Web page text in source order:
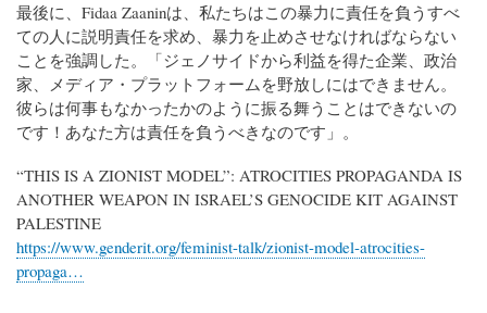
最後に、Fidaa Zaaninは、私たちはこの暴力に責任を負うすべ
ての人に説明責任を求め、暴力を止めさせなければならない
ことを強調した。「ジェノサイドから利益を得た企業、政治
家、メディア・プラットフォームを野放しにはできません。
彼らは何事もなかったかのように振る舞うことはできないの
です！あなた方は責任を負うべきなのです」。
“THIS IS A ZIONIST MODEL”: ATROCITIES PROPAGANDA IS
ANOTHER WEAPON IN ISRAEL’S GENOCIDE KIT AGAINST
PALESTINE
https://www.genderit.org/feminist-talk/zionist-model-atrocities-
propaga…